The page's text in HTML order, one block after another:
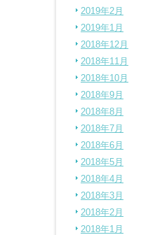
2019年2月
2019年1月
2018年12月
2018年11月
2018年10月
2018年9月
2018年8月
2018年7月
2018年6月
2018年5月
2018年4月
2018年3月
2018年2月
2018年1月